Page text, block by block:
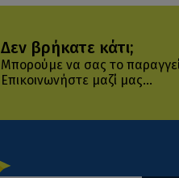
Δεν βρήκατε κάτι;
Μπορούμε να σας το
Επικοινωνήστε μαζί μας...